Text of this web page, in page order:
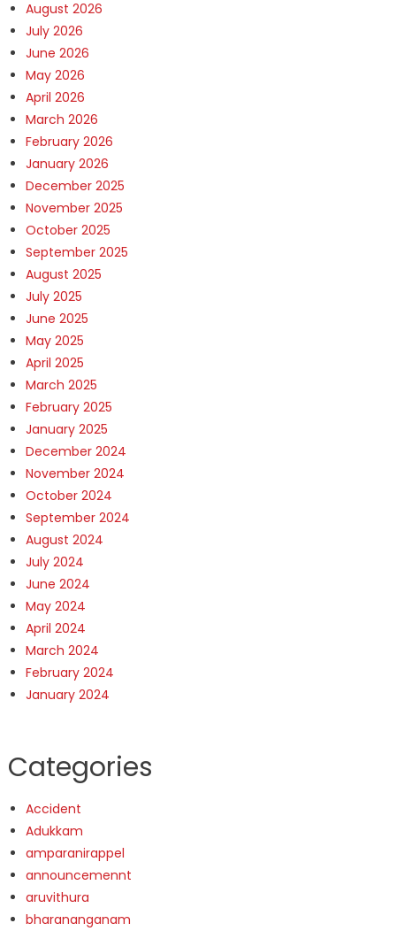
August 2026
July 2026
June 2026
May 2026
April 2026
March 2026
February 2026
January 2026
December 2025
November 2025
October 2025
September 2025
August 2025
July 2025
June 2025
May 2025
April 2025
March 2025
February 2025
January 2025
December 2024
November 2024
October 2024
September 2024
August 2024
July 2024
June 2024
May 2024
April 2024
March 2024
February 2024
January 2024
Categories
Accident
Adukkam
amparanirappel
announcemennt
aruvithura
bharananganam